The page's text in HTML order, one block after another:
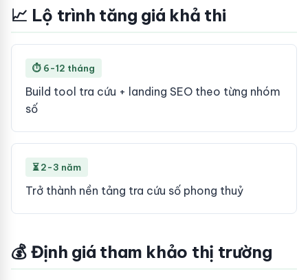
📈 Lộ trình tăng giá khả thi
⏱ 6-12 tháng
Build tool tra cứu + landing SEO theo từng nhóm
số
⏳ 2-3 năm
Trở thành nền tảng tra cứu số phong thuỷ
💰 Định giá tham khảo thị trường